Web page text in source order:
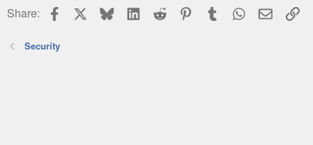
Share: Facebook BlueskyLinkedIn
Reddit PinterestTumblr WhatsApp
Email
Security